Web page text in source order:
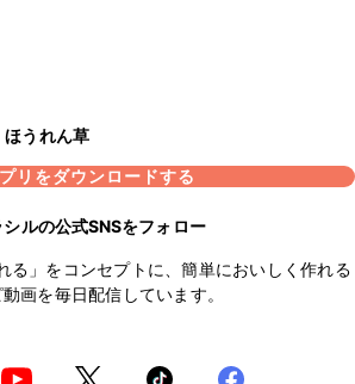
ほうれん草
リをダウンロードする
シルの公式SNSをフォロー
る」をコンセプトに、簡単においしく作れる
画を毎日配信しています。